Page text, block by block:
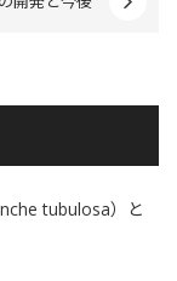
tubulosa）と